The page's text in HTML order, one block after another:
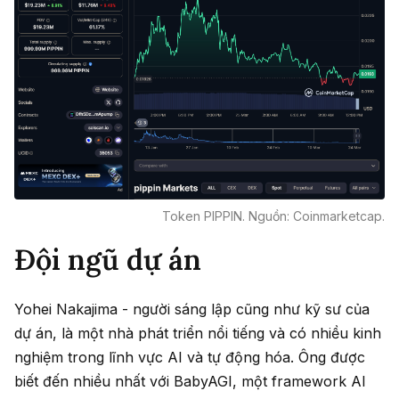
Token PIPPIN. Nguồn: Coinmarketcap.
Đội ngũ dự án
Yohei Nakajima - người sáng lập cũng như kỹ sư của
dự án, là một nhà phát triển nổi tiếng và có nhiều kinh
nghiệm trong lĩnh vực AI và tự động hóa. Ông được
biết đến nhiều nhất với BabyAGI, một framework AI